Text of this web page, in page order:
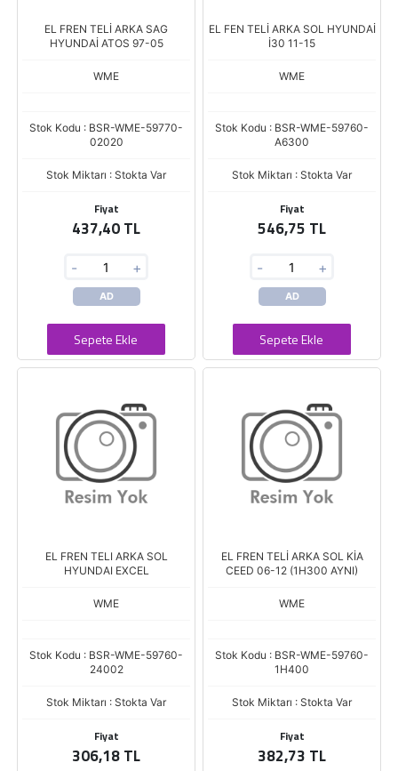
EL FREN TELİ ARKA SAG
HYUNDAİ ATOS 97-05
WME
Stok Kodu : BSR-WME-59770-
02020
Stok Miktarı : Stokta Var
Fiyat
437,40 TL
- +
AD
Sepete Ekle
EL FEN TELİ ARKA SOL HYUNDAİ
İ30 11-15
WME
Stok Kodu : BSR-WME-59760-
A6300
Stok Miktarı : Stokta Var
Fiyat
546,75 TL
- +
AD
Sepete Ekle
EL FREN TELI ARKA SOL
HYUNDAI EXCEL
WME
Stok Kodu : BSR-WME-59760-
24002
Stok Miktarı : Stokta Var
Fiyat
306,18 TL
EL FREN TELİ ARKA SOL KİA
CEED 06-12 (1H300 AYNI)
WME
Stok Kodu : BSR-WME-59760-
1H400
Stok Miktarı : Stokta Var
Fiyat
382,73 TL